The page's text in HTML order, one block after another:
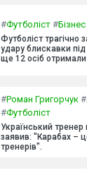
#Футболіст #Бізнес
Футболіст трагічно
удару блискавки під
ще 12 осіб
#Роман Григорчук #
#Футболіст
Український
заявив: "Карабах –
тренерів".